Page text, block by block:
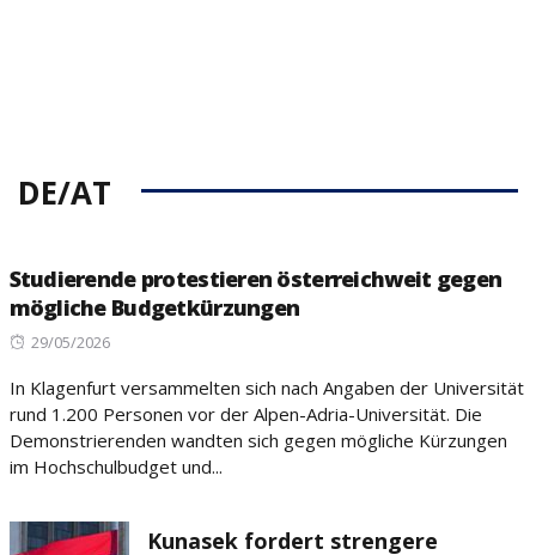
DE/AT
Studierende protestieren österreichweit gegen
mögliche Budgetkürzungen
Posted
29/05/2026
In Klagenfurt versammelten sich nach Angaben der Universität
rund 1.200 Personen vor der Alpen-Adria-Universität. Die
Demonstrierenden wandten sich gegen mögliche Kürzungen
im Hochschulbudget und...
Kunasek fordert strengere